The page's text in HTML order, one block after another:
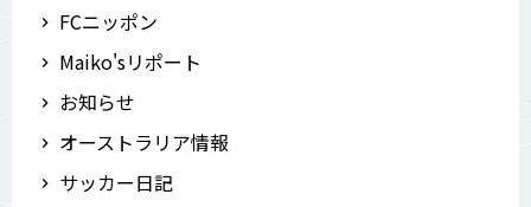
FCニッポン
Maiko'sリポート
お知らせ
オーストラリア情報
サッカー日記